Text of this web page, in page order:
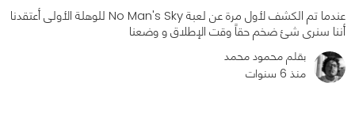
عندما تم الكشف لأول مرة عن لعبة No Man's Sky للوهلة الأولى أعتقدنا
أننا سنرى شئ ضخم حقاً وقت الإطلاق و وضعنا
بقلم محمود محمد
منذ 6 سنوات